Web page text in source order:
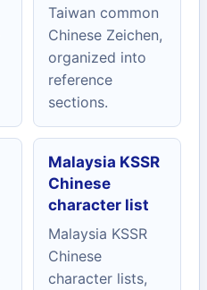
Taiwan common
Chinese Zeichen,
organized into
reference
sections.
Malaysia KSSR
Chinese
character list
Malaysia KSSR
Chinese
character lists,